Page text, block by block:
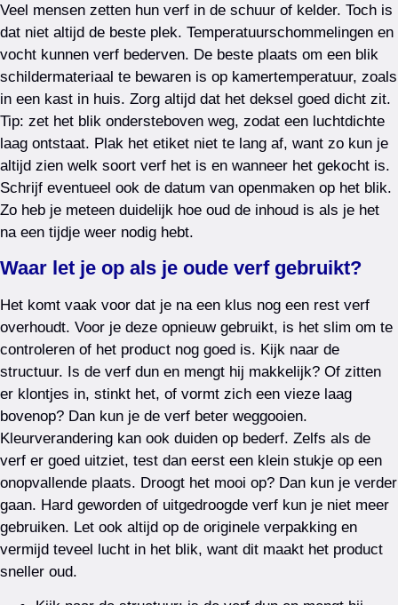
Veel mensen zetten hun verf in de schuur of kelder. Toch is
dat niet altijd de beste plek. Temperatuurschommelingen en
vocht kunnen verf bederven. De beste plaats om een blik
schildermateriaal te bewaren is op kamertemperatuur, zoals
in een kast in huis. Zorg altijd dat het deksel goed dicht zit.
Tip: zet het blik ondersteboven weg, zodat een luchtdichte
laag ontstaat. Plak het etiket niet te lang af, want zo kun je
altijd zien welk soort verf het is en wanneer het gekocht is.
Schrijf eventueel ook de datum van openmaken op het blik.
Zo heb je meteen duidelijk hoe oud de inhoud is als je het
na een tijdje weer nodig hebt.
Waar let je op als je oude verf gebruikt?
Het komt vaak voor dat je na een klus nog een rest verf
overhoudt. Voor je deze opnieuw gebruikt, is het slim om te
controleren of het product nog goed is. Kijk naar de
structuur. Is de verf dun en mengt hij makkelijk? Of zitten
er klontjes in, stinkt het, of vormt zich een vieze laag
bovenop? Dan kun je de verf beter weggooien.
Kleurverandering kan ook duiden op bederf. Zelfs als de
verf er goed uitziet, test dan eerst een klein stukje op een
onopvallende plaats. Droogt het mooi op? Dan kun je verder
gaan. Hard geworden of uitgedroogde verf kun je niet meer
gebruiken. Let ook altijd op de originele verpakking en
vermijd teveel lucht in het blik, want dit maakt het product
sneller oud.